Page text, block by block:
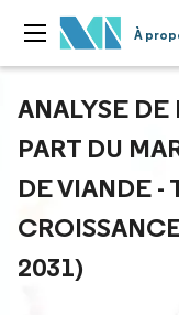
À
ANALYSE DE
PART DU
DE VIANDE -
2031)